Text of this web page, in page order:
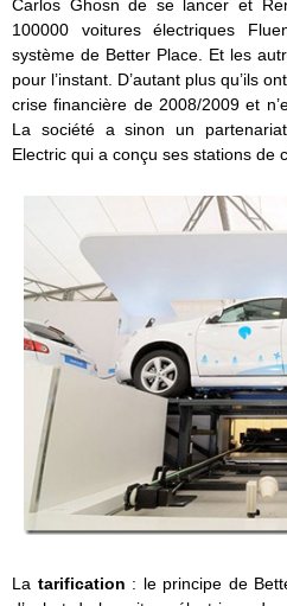
Carlos Ghosn de se lancer et
100000 voitures électriques
système de Better Place. Et les
pour l’instant. D’autant plus qu’ils
crise financière de 2008/2009 et
La société a sinon un
Electric qui a conçu ses stations de
La tarification : le principe de